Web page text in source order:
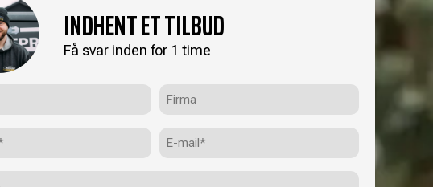
INDHENT ET TILBUD
Få svar inden for 1 time
mail